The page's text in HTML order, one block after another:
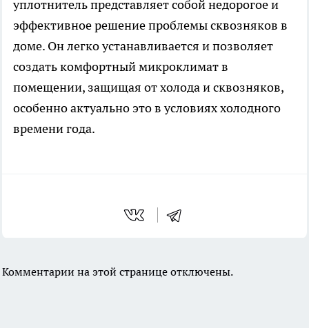
уплотнитель представляет собой недорогое и
эффективное решение проблемы сквозняков в
доме. Он легко устанавливается и позволяет
создать комфортный микроклимат в
помещении, защищая от холода и сквозняков,
особенно актуально это в условиях холодного
времени года.
Комментарии на этой странице отключены.